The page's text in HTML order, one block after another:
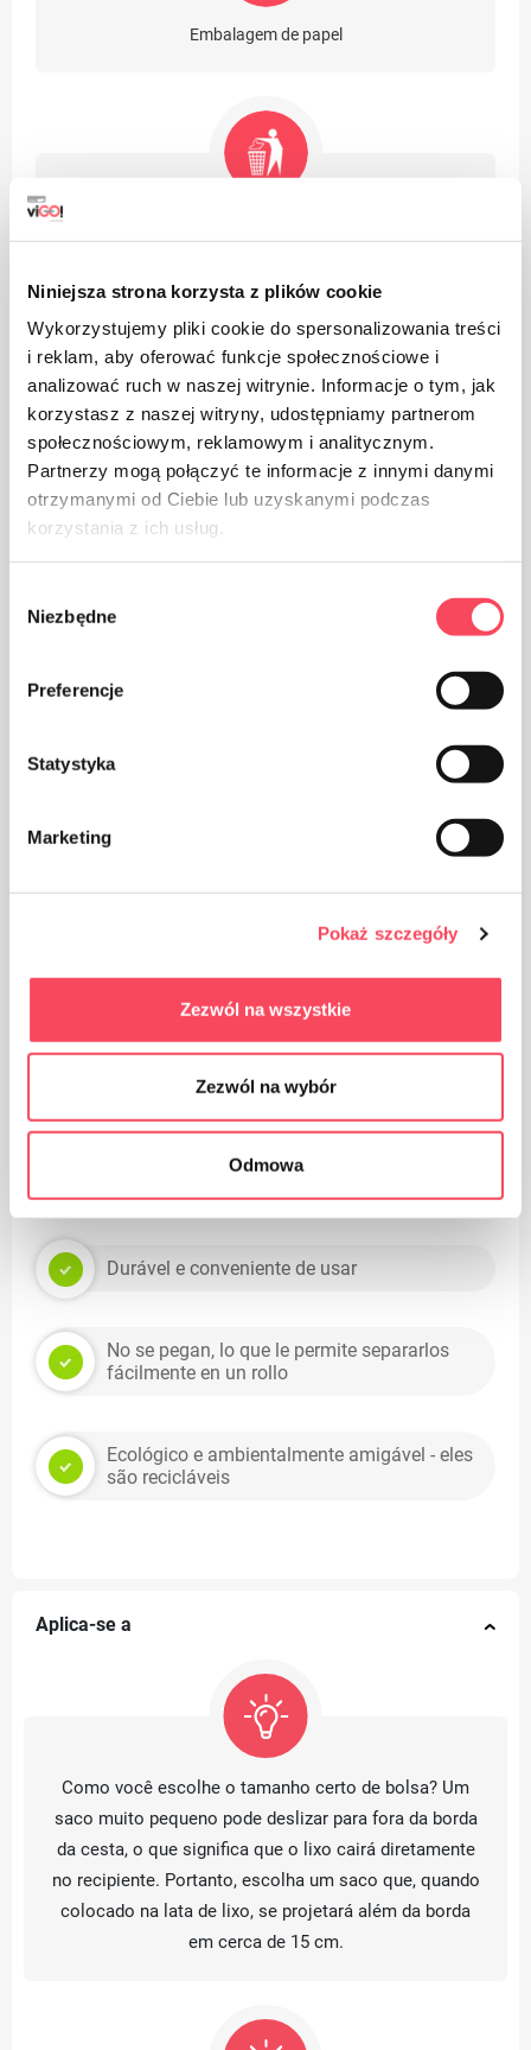
Niniejsza strona korzysta z plików cookie
Wykorzystujemy pliki cookie do spersonalizowania treści
i reklam, aby oferować funkcje społecznościowe i
analizować ruch w naszej witrynie. Informacje o tym, jak
korzystasz z naszej witryny, udostępniamy partnerom
społecznościowym, reklamowym i analitycznym.
Partnerzy mogą połączyć te informacje z innymi danymi
otrzymanymi od Ciebie lub uzyskanymi podczas
korzystania z ich usług.
zgody
Niezbędne
Preferencje
Statystyka
Marketing
Pokaż szczegóły
Zezwól na wszystkie
Zezwól na wybór
Odmowa
Embalagem de papel
Adequado para reciclagem
Vantagens
Fácil fechamento e liberdade de movimento
sem risco de interrupção, graças à alça de
aperto durável
Perfeitamente adequado para cestas de
Durável e conveniente de usar
No se pegan, lo que le permite separarlos
fácilmente en un rollo
Ecológico e ambientalmente amigável - eles
são recicláveis
Aplica-se a
Como você escolhe o tamanho certo de bolsa? Um
saco muito pequeno pode deslizar para fora da borda
da cesta, o que significa que o lixo cairá diretamente
no recipiente. Portanto, escolha um saco que, quando
colocado na lata de lixo, se projetará além da borda
em cerca de 15 cm.